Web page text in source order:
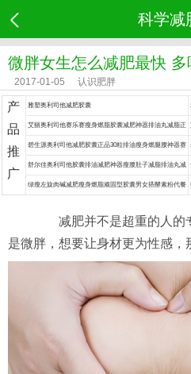
科学减
微胖女生怎么减肥最快
2017-01-05 认识肥胖
产
品
推
广
雅塑奥利司他减肥胶囊
艾丽奥利司他赛乐赛瘦身燃脂胶囊减肥神器排油丸减脂正
品药
碧生源奥利司他减肥胶囊正品30粒排油瘦身燃腿腰神器赛
乐赛丸脂药
舒尔佳奥利司他胶囊排油减肥神器瘦腰肚子减脂排油丸减
肥药
绿瘦左旋肉碱减肥瘦身燃脂顽固型胶囊男女搭酵素粉代餐
减肥并不是超重的人的
是微胖，想要让身材更为性感